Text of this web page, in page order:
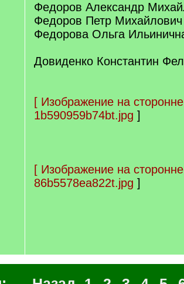
Федоров Александр
Федоров Петр Михайлович
Федорова Ольга
Довиденко Константин
[ Изображение на
1b590959b74bt.jpg ]
[ Изображение на
86b5578ea822t.jpg ]